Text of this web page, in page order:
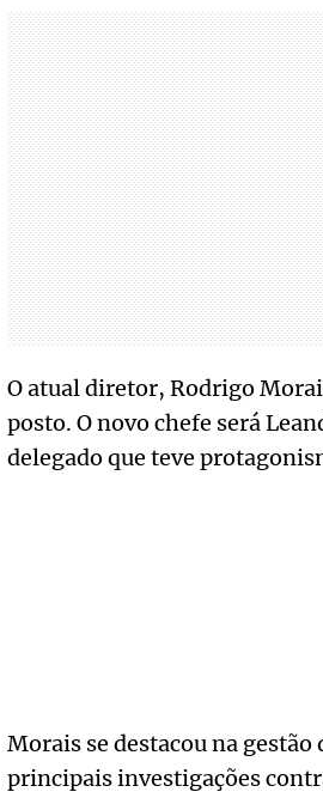
O atual diretor, Rodrigo
posto. O novo chefe será
delegado que teve
Morais se destacou na
principais investigações